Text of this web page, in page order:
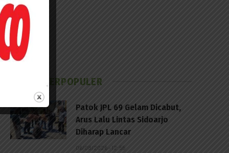
BERITA TERPOPULER
Patok JPL 69 Gelam Dicabut,
Arus Lalu Lintas Sidoarjo
Diharap Lancar
06/08/2026 - 12:55